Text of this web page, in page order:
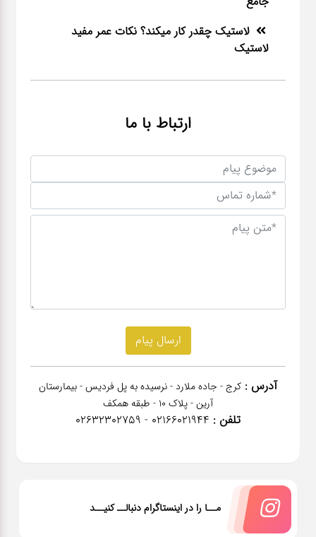
لاستیک چقدر کار میکند؟ نکات عمر مفید
لاستیک
ارتباط با ما
آدرس : کرج - جاده ملارد - نرسیده به پل فردیس - بیمارستان
آرین - پلاک 10 - طبقه همکف
تلفن : 02166021944 - 02632302759
مــا را در اینستاگرام دنبالــ کنیــد